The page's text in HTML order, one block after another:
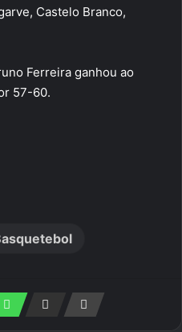
Castelo Branco,
Ferreira ganhou ao
57-60.